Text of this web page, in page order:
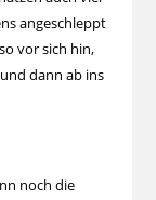
angeschleppt
vor sich hin,
dann ab ins
noch die